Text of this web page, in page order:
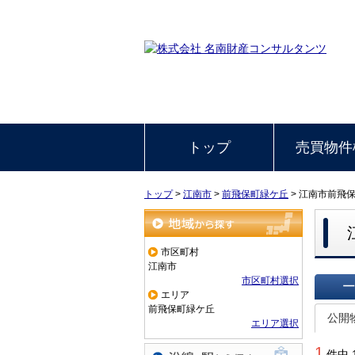
トップ 売買物
トップ> 江南市 > 前飛保町緑ケ丘 > 江南市前飛
地域から探す
市区町村
江南市
市区町村選択
エリア
前飛保町緑ケ丘
エリア選択
一覧で
公開